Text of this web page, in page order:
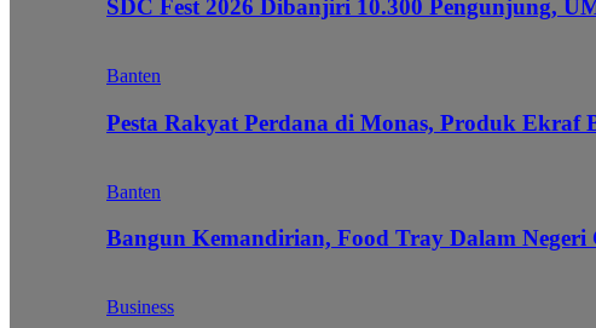
SDC Fest 2026 Dibanjiri 10.300 Pengunjung,
Banten
Pesta Rakyat Perdana di Monas, Produk Ekraf
Banten
Bangun Kemandirian, Food Tray Dalam
Business